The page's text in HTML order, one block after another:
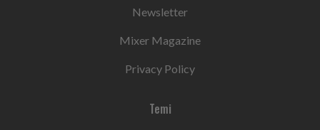
Newsletter
Mixer Magazine
Privacy Policy
Temi